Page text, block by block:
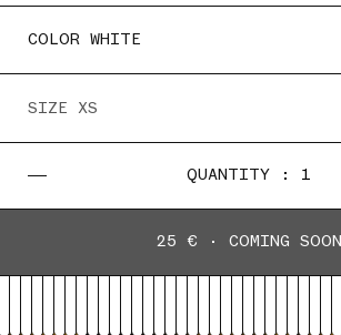
QUANTITY : 1
25 € · COMING SOON